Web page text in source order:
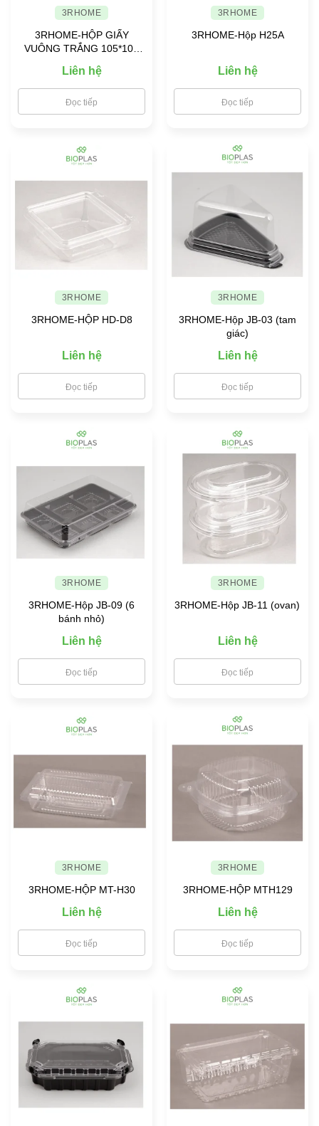
3RHOME
3RHOME-HỘP GIẤY
VUÔNG TRẮNG 105*105
Liên hệ
Đọc tiếp
3RHOME
3RHOME-Hộp H25A
Liên hệ
Đọc tiếp
3RHOME
3RHOME-HỘP HD-D8
Liên hệ
Đọc tiếp
3RHOME
3RHOME-Hộp JB-03 (tam
giác)
Liên hệ
Đọc tiếp
3RHOME
3RHOME-Hộp JB-09 (6
bánh nhỏ)
Liên hệ
Đọc tiếp
3RHOME
3RHOME-Hộp JB-11 (ovan)
Liên hệ
Đọc tiếp
3RHOME
3RHOME-HỘP MT-H30
Liên hệ
Đọc tiếp
3RHOME
3RHOME-HỘP MTH129
Liên hệ
Đọc tiếp